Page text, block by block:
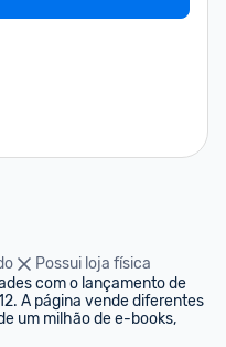
Possui loja física
com o lançamento de
A página vende diferentes
um milhão de e-books,